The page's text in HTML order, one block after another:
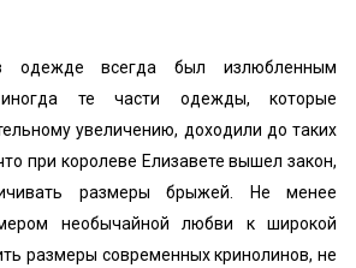
одежде всегда был излюбленным
те части одежды, которые
увеличению, доходили до таких
при королеве Елизавете вышел закон,
размеры брыжей. Не менее
необычайной любви к широкой
размеры современных кринолинов, не